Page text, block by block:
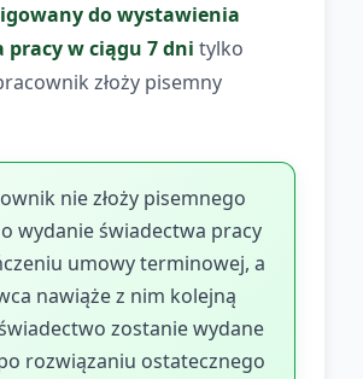
do wystawienia
pracy w ciągu 7 dni tylko
złoży pisemny
nie złoży pisemnego
wydanie świadectwa pracy
umowy terminowej, a
nawiąże z nim kolejną
zostanie wydane
rozwiązaniu ostatecznego